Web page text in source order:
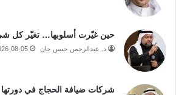
حين غيّرت أسلوبها… تغيّر كل
د. عبدالرحمن حسن جان 08-05
شركات ضيافة الحجاج في دورتها